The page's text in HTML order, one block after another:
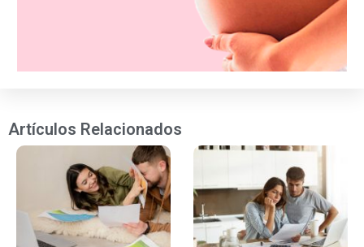
Artículos Relacionados